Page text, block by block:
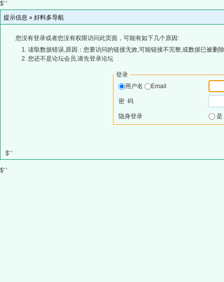
$' '
提示信息 » 好料多导航
您没有登录或者您没有权限访问此页面，可能有如下几个原因:
读取数据错误,原因：您要访问的链接无效,可能链接不完整,或数据已被删
您还不是论坛会员,请先登录论坛
登录
用户名
Email
密 码
隐身登录
$' '
$' '